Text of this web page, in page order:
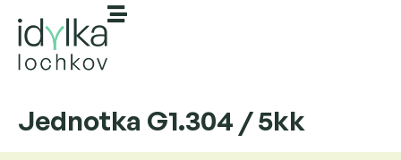
Jednotka G1.304 / 5kk